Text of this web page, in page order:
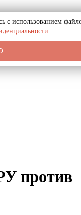
против
с использованием